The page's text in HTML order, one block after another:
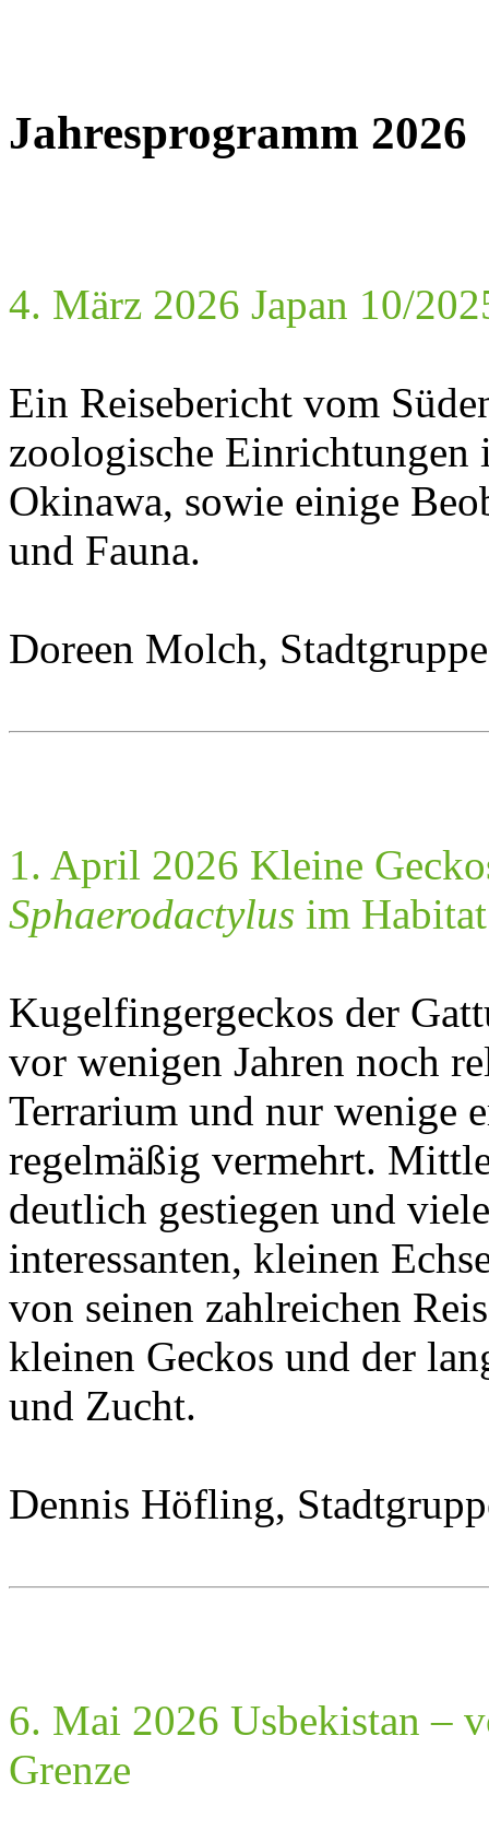
Jahresprogramm 2026
4. März 2026 Japan 10/
Ein Reisebericht vom
zoologische Einrichtungen
Okinawa, sowie einige
und Fauna.
Doreen Molch,
1. April 2026 Kleine
Sphaerodactylus im
Kugelfingergeckos der
vor wenigen Jahren noch
Terrarium und nur wenige
regelmäßig vermehrt.
deutlich gestiegen und
interessanten, kleinen
von seinen zahlreichen
kleinen Geckos und der
und Zucht.
Dennis Höfling,
6. Mai 2026 Usbekistan –
Grenze